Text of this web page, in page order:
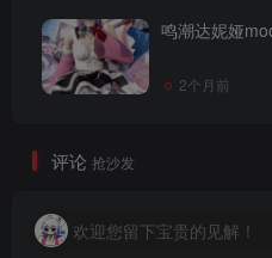
鸣潮达妮娅
2个月前
评论 抢沙发
欢迎您留下宝贵的见解！